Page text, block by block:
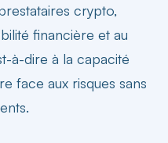
crypto,
financière et au
à-dire à la capacité
face aux risques sans